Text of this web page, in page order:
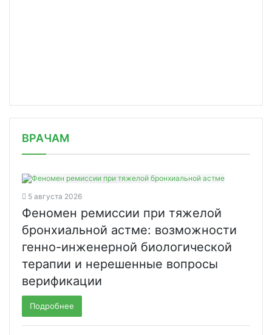
ВРАЧАМ
5 августа 2026
Феномен ремиссии при тяжелой
бронхиальной астме: возможности
генно-инженерной биологической
терапии и нерешенные вопросы
верификации
Подробнее